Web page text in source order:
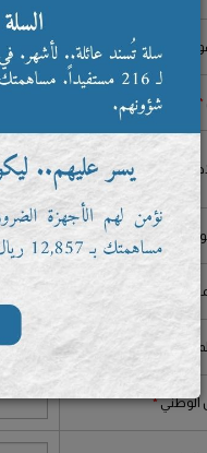
الوطنية
يرجى
الوطني